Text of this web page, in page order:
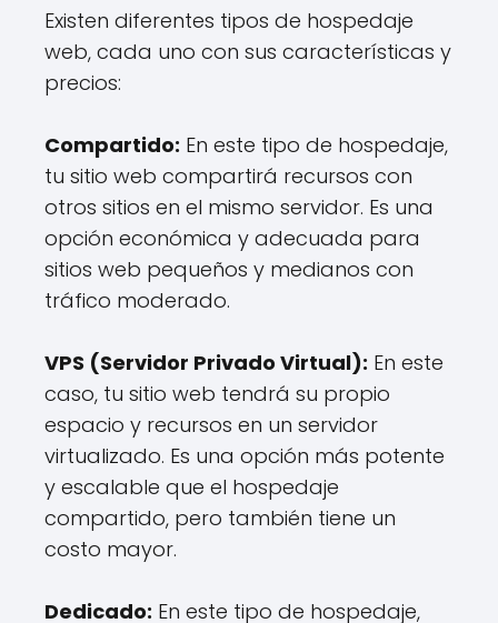
Existen diferentes tipos de hospedaje
web, cada uno con sus características y
precios:
Compartido: En este tipo de hospedaje,
tu sitio web compartirá recursos con
otros sitios en el mismo servidor. Es una
opción económica y adecuada para
sitios web pequeños y medianos con
tráfico moderado.
VPS (Servidor Privado Virtual): En este
caso, tu sitio web tendrá su propio
espacio y recursos en un servidor
virtualizado. Es una opción más potente
y escalable que el hospedaje
compartido, pero también tiene un
costo mayor.
Dedicado: En este tipo de hospedaje,